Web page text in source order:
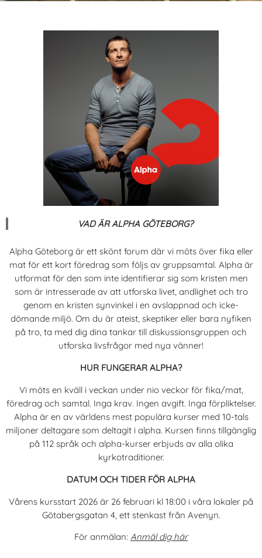
VAD ÄR ALPHA GÖTEBORG?
Alpha Göteborg är ett skönt forum där vi möts över fika eller
mat för ett kort föredrag som följs av gruppsamtal. Alpha är
utformat för den som inte identifierar sig som kristen men
som är intresserade av att utforska livet, andlighet och tro
genom en kristen synvinkel i en avslappnad och icke-
dömande miljö. Om du är ateist, skeptiker eller bara nyfiken
på tro, ta med dig dina tankar till diskussionsgruppen och
utforska livsfrågor med nya vänner!
HUR FUNGERAR ALPHA?
Vi möts en kväll i veckan under nio veckor för fika/mat,
föredrag och samtal. Inga krav. Ingen avgift. Inga förpliktelser.
Alpha är en av världens mest populära kurser med 10-tals
miljoner deltagare som deltagit i alpha. Kursen finns tillgänglig
på 112 språk och alpha-kurser erbjuds av alla olika
kyrkotraditioner.
DATUM OCH TIDER FÖR ALPHA
Vårens kursstart 2026 är 26 februari kl 18:00 i våra lokaler på
Götabergsgatan 4, ett stenkast från Avenyn.
För anmälan: Anmäl dig här